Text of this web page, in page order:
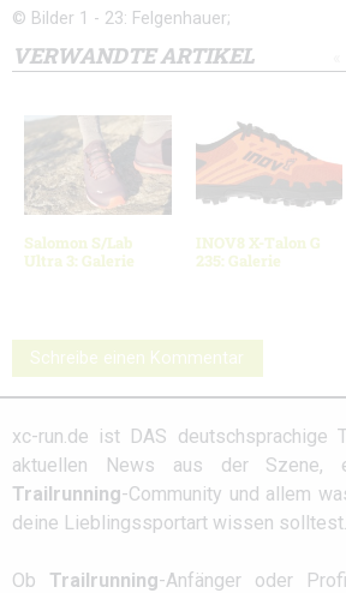
© Bilder 1 - 23: Felgenhauer;
VERWANDTE ARTIKEL
Salomon S/Lab
Ultra 3: Galerie
INOV8 X-Talon G
235: Galerie
Schreibe einen Kommentar
xc-run.de ist DAS deutschsprachige
aktuellen News aus der Szene,
Trailrunning-Community und allem
deine Lieblingssportart wissen solltest.
Ob Trailrunning-Anfänger oder